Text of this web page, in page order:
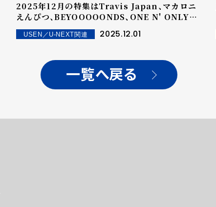
2025年12月の特集はTravis Japan、マカロニ
えんぴつ、BEYOOOOONDS、ONE N' ONLY、
FANTASTICS！――「アーティスト特集 WEEKLY
J-POP」by USEN
USEN／U-NEXT関連 2025.12.01
一覧へ戻る